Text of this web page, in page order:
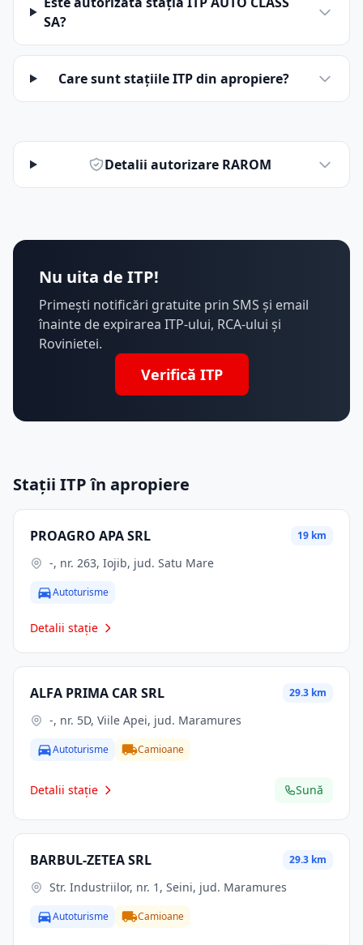
SA?
Care sunt stațiile ITP din apropiere?
Detalii autorizare RAROM
Nu uita de ITP!
Primești notificări gratuite prin SMS și email
înainte de expirarea ITP-ului, RCA-ului și
Rovinietei.
Verifică ITP
Stații ITP în apropiere
PROAGRO APA SRL 19 km
-, nr. 263, Iojib, jud. Satu Mare
Autoturisme
Detalii stație
ALFA PRIMA CAR SRL 29.3 km
-, nr. 5D, Viile Apei, jud. Maramures
Autoturisme Camioane
Detalii stație Sună
BARBUL-ZETEA SRL 29.3 km
Str. Industriilor, nr. 1, Seini, jud. Maramures
Autoturisme Camioane